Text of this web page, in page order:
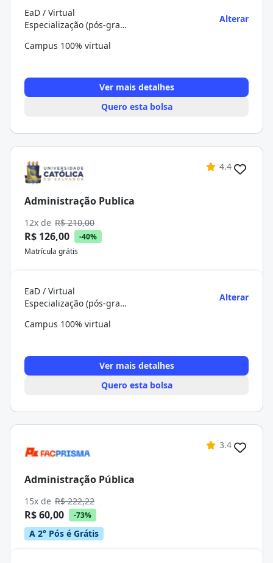
EaD / Virtual
Especialização (pós-graduação)
Alterar
Campus 100% virtual
Ver mais detalhes
Quero esta bolsa
4.4
Administração Publica
12x de R$ 210,00
R$ 126,00
-40%
Matrícula grátis
EaD / Virtual
Especialização (pós-graduação)
Alterar
Campus 100% virtual
Ver mais detalhes
Quero esta bolsa
3.4
Administração Pública
15x de R$ 222,22
R$ 60,00 -73%
A 2° Pós é Grátis